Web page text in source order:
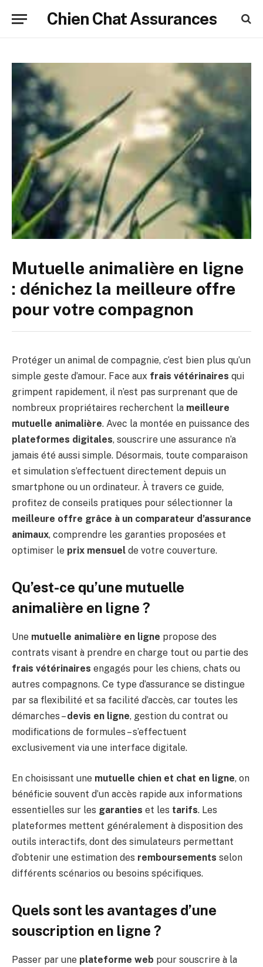
Chien Chat Assurances
Mutuelle animalière en ligne
: dénichez la meilleure offre
pour votre compagnon
Protéger un animal de compagnie, c’est bien plus qu’un
simple geste d’amour. Face aux frais vétérinaires qui
grimpent rapidement, il n’est pas surprenant que de
nombreux propriétaires recherchent la meilleure
mutuelle animalière. Avec la montée en puissance des
plateformes digitales, souscrire une assurance n’a
jamais été aussi simple. Désormais, toute comparaison
et simulation s’effectuent directement depuis un
smartphone ou un ordinateur. À travers ce guide,
profitez de conseils pratiques pour sélectionner la
meilleure offre grâce à un comparateur d’assurance
animaux, comprendre les garanties proposées et
optimiser le prix mensuel de votre couverture.
Qu’est-ce qu’une mutuelle
animalière en ligne ?
Une mutuelle animalière en ligne propose des
contrats visant à prendre en charge tout ou partie des
frais vétérinaires engagés pour les chiens, chats ou
autres compagnons. Ce type d’assurance se distingue
par sa flexibilité et sa facilité d’accès, car toutes les
démarches –devis en ligne, gestion du contrat ou
modifications de formules – s’effectuent
exclusivement via une interface digitale.
En choisissant une mutuelle chien et chat en ligne, on
bénéficie souvent d’un accès rapide aux informations
essentielles sur les garanties et les tarifs. Les
plateformes mettent généralement à disposition des
outils interactifs, dont des simulateurs permettant
d’obtenir une estimation des remboursements selon
différents scénarios ou besoins spécifiques.
Quels sont les avantages d’une
souscription en ligne ?
Passer par une plateforme web pour souscrire à la